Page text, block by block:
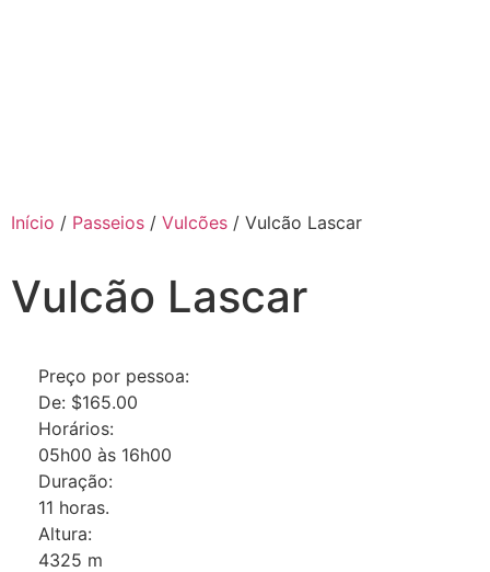
Início / Passeios / Vulcões / Vulcão Lascar
Vulcão Lascar
Preço por pessoa:
De: $165.00
Horários:
05h00 às 16h00
Duração:
11 horas.
Altura:
4325 m